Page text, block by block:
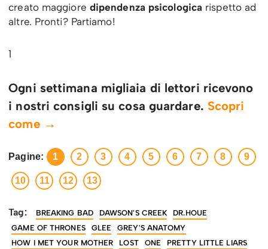
creato maggiore dipendenza psicologica rispetto ad
altre. Pronti? Partiamo!
1
Ogni settimana migliaia di lettori ricevono
i nostri consigli su cosa guardare. Scopri
come →
Pagine: 1 2 3 4 5 6 7 8 9
10 11 12 13
Tag: BREAKING BAD DAWSON'S CREEK
DR.HOUE
GAME OF THRONES
GLEE
GREY'S ANATOMY
HOW I MET YOUR MOTHER
LOST ONE
PRETTY LITTLE LIARS